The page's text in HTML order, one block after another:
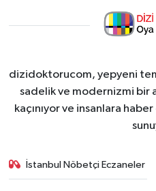
dizidoktorucom, yepyeni
sadelik ve modernizmi bir
kaçınıyor ve insanlara
İstanbul Nöbetçi Eczaneler